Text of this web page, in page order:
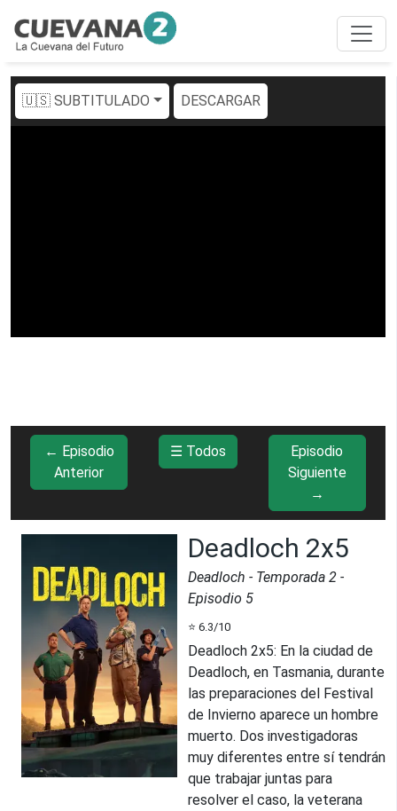
🇺🇸 SUBTITULADO DESCARGAR
← Episodio
Anterior
☰ Todos
Episodio
Siguiente
→
Deadloch 2x5
Deadloch - Temporada 2 -
Episodio 5
⭐ 6.3/10
Deadloch 2x5: En la ciudad de
Deadloch, en Tasmania, durante
las preparaciones del Festival
de Invierno aparece un hombre
muerto. Dos investigadoras
muy diferentes entre sí tendrán
que trabajar juntas para
resolver el caso, la veterana